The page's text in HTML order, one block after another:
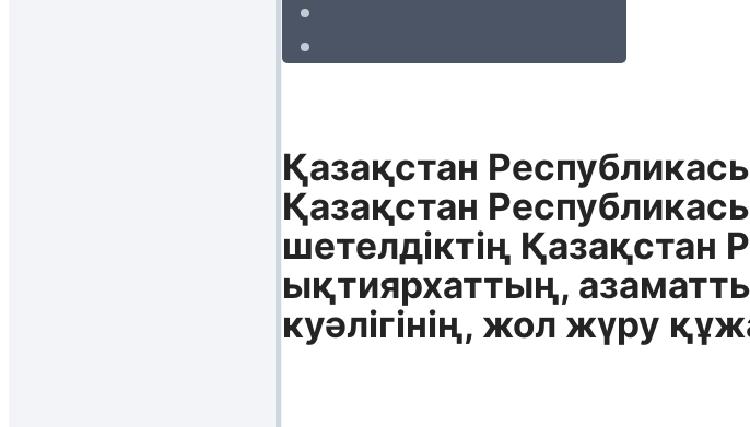
Қазақстан
Қазақстан
шетелдіктің Қазақстан
ықтиярхаттың,
куәлігінің, жол жүру